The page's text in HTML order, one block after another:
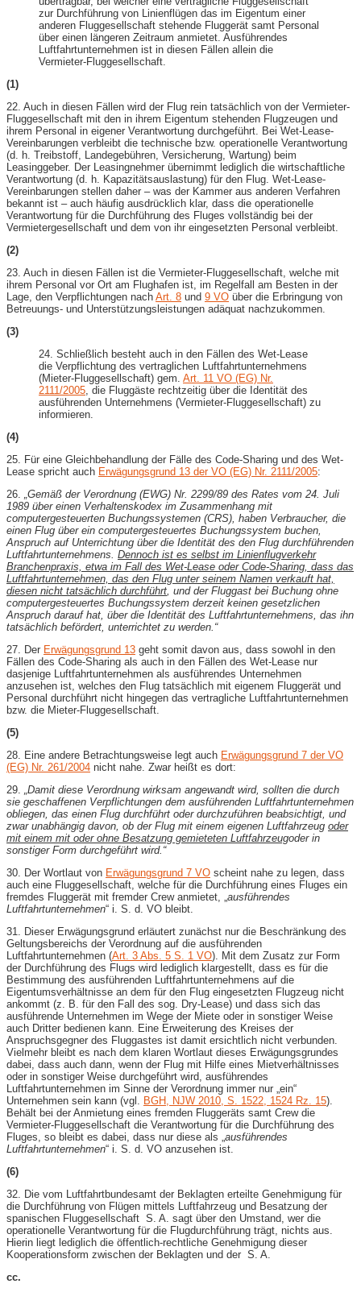
zur Durchführung von Linienflügen das im Eigentum einer
anderen Fluggesellschaft stehende Fluggerät samt Personal
über einen längeren Zeitraum anmietet. Ausführendes
Luftfahrtunternehmen ist in diesen Fällen allein die
Vermieter-Fluggesellschaft.
(1)
22. Auch in diesen Fällen wird der Flug rein tatsächlich von der Vermieter-
Fluggesellschaft mit den in ihrem Eigentum stehenden Flugzeugen und
ihrem Personal in eigener Verantwortung durchgeführt. Bei Wet-Lease-
Vereinbarungen verbleibt die technische bzw. operationelle Verantwortung
(d. h. Treibstoff, Landegebühren, Versicherung, Wartung) beim
Leasinggeber. Der Leasingnehmer übernimmt lediglich die wirtschaftliche
Verantwortung (d. h. Kapazitätsauslastung) für den Flug. Wet-Lease-
Vereinbarungen stellen daher – was der Kammer aus anderen Verfahren
bekannt ist – auch häufig ausdrücklich klar, dass die operationelle
Verantwortung für die Durchführung des Fluges vollständig bei der
Vermietergesellschaft und dem von ihr eingesetzten Personal verbleibt.
(2)
23. Auch in diesen Fällen ist die Vermieter-Fluggesellschaft, welche mit
ihrem Personal vor Ort am Flughafen ist, im Regelfall am Besten in der
Lage, den Verpflichtungen nach Art. 8 und 9 VO über die Erbringung von
Betreuungs- und Unterstützungsleistungen adäquat nachzukommen.
(3)
24. Schließlich besteht auch in den Fällen des Wet-Lease
die Verpflichtung des vertraglichen Luftfahrtunternehmens
(Mieter-Fluggesellschaft) gem. Art. 11 VO (EG) Nr.
2111/2005 , die Fluggäste rechtzeitig über die Identität des
ausführenden Unternehmens (Vermieter-Fluggesellschaft) zu
informieren.
(4)
25. Für eine Gleichbehandlung der Fälle des Code-Sharing und des Wet-
Lease spricht auch Erwägungsgrund 13 der VO (EG) Nr. 2111/2005:
26.
„Gemäß der Verordnung (EWG) Nr. 2299/89 des Rates vom 24. Juli
1989 über einen Verhaltenskodex im Zusammenhang mit
computergesteuerten Buchungssystemen (CRS), haben Verbraucher, die
einen Flug über ein computergesteuertes Buchungssystem buchen,
Anspruch auf Unterrichtung über die Identität des den Flug durchführenden
Luftfahrtunternehmens. Dennoch ist es selbst im Linienflugverkehr
Branchenpraxis, etwa im Fall des Wet-Lease oder Code-Sharing, dass das
Luftfahrtunternehmen, das den Flug unter seinem Namen verkauft hat,
diesen nicht tatsächlich durchführt , und der Fluggast bei Buchung ohne
computergesteuertes Buchungssystem derzeit keinen gesetzlichen
Anspruch darauf hat, über die Identität des Luftfahrtunternehmens, das ihn
tatsächlich befördert, unterrichtet zu werden.“
27. Der Erwägungsgrund 13 geht somit davon aus, dass sowohl in den
Fällen des Code-Sharing als auch in den Fällen des Wet-Lease nur
dasjenige Luftfahrtunternehmen als ausführendes Unternehmen
anzusehen ist, welches den Flug tatsächlich mit eigenem Fluggerät und
Personal durchführt nicht hingegen das vertragliche Luftfahrtunternehmen
bzw. die Mieter-Fluggesellschaft.
(5)
28. Eine andere Betrachtungsweise legt auch Erwägungsgrund 7 der VO
(EG) Nr. 261/2004 nicht nahe. Zwar heißt es dort:
29.
„Damit diese Verordnung wirksam angewandt wird, sollten die durch
sie geschaffenen Verpflichtungen dem ausführenden Luftfahrtunternehmen
obliegen, das einen Flug durchführt oder durchzuführen beabsichtigt, und
zwar unabhängig davon, ob der Flug mit einem eigenen Luftfahrzeug oder
mit einem mit oder ohne Besatzung gemieteten Luftfahrzeugoder in
sonstiger Form durchgeführt wird.“
30. Der Wortlaut von Erwägungsgrund 7 VO scheint nahe zu legen, dass
auch eine Fluggesellschaft, welche für die Durchführung eines Fluges ein
fremdes Fluggerät mit fremder Crew anmietet, „ ausführendes
Luftfahrtunternehmen“ i. S. d. VO bleibt.
31. Dieser Erwägungsgrund erläutert zunächst nur die Beschränkung des
Geltungsbereichs der Verordnung auf die ausführenden
Luftfahrtunternehmen (Art. 3 Abs. 5 S. 1 VO). Mit dem Zusatz zur Form
der Durchführung des Flugs wird lediglich klargestellt, dass es für die
Bestimmung des ausführenden Luftfahrtunternehmens auf die
Eigentumsverhältnisse an dem für den Flug eingesetzten Flugzeug nicht
ankommt (z. B. für den Fall des sog. Dry-Lease) und dass sich das
ausführende Unternehmen im Wege der Miete oder in sonstiger Weise
auch Dritter bedienen kann. Eine Erweiterung des Kreises der
Anspruchsgegner des Fluggastes ist damit ersichtlich nicht verbunden.
Vielmehr bleibt es nach dem klaren Wortlaut dieses Erwägungsgrundes
dabei, dass auch dann, wenn der Flug mit Hilfe eines Mietverhältnisses
oder in sonstiger Weise durchgeführt wird, ausführendes
Luftfahrtunternehmen im Sinne der Verordnung immer nur „ein“
Unternehmen sein kann (vgl. BGH, NJW 2010, S. 1522, 1524 Rz. 15).
Behält bei der Anmietung eines fremden Fluggeräts samt Crew die
Vermieter-Fluggesellschaft die Verantwortung für die Durchführung des
Fluges, so bleibt es dabei, dass nur diese als „ ausführendes
Luftfahrtunternehmen“ i. S. d. VO anzusehen ist.
(6)
32. Die vom Luftfahrtbundesamt der Beklagten erteilte Genehmigung für
die Durchführung von Flügen mittels Luftfahrzeug und Besatzung der
spanischen Fluggesellschaft S. A. sagt über den Umstand, wer die
operationelle Verantwortung für die Flugdurchführung trägt, nichts aus.
Hierin liegt lediglich die öffentlich-rechtliche Genehmigung dieser
Kooperationsform zwischen der Beklagten und der S. A.
cc.